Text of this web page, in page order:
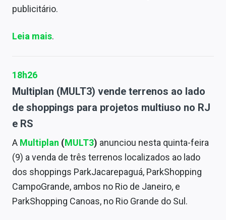
publicitário.
Leia mais.
18h26
Multiplan (MULT3) vende terrenos ao lado
de shoppings para projetos multiuso no RJ
e RS
A Multiplan (MULT3) anunciou nesta quinta-feira
(9) a venda de três terrenos localizados ao lado
dos shoppings ParkJacarepaguá, ParkShopping
CampoGrande, ambos no Rio de Janeiro, e
ParkShopping Canoas, no Rio Grande do Sul.